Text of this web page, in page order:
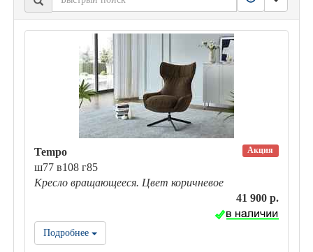
Акция
Tempo
ш77 в108 г85
Кресло вращающееся. Цвет коричневое
41 900 р.
Подробнее